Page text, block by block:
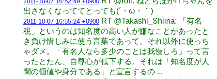
出さなくなっててとっても(´・ω・｀)
2011-10-07 16:55:24 +0900 RT @Takashi_Shiina: 「有名
税」というのは知名度の高い人が嫌なことがあったと
き負け惜しみに使う言葉であって、それ以外に使っち
ゃダメ。「有名人なら多少のことは我慢しろ」って言
ったとたん、自尊心が低下する。それは「知名度が人
間の価値や身分である」と宣言するの ...